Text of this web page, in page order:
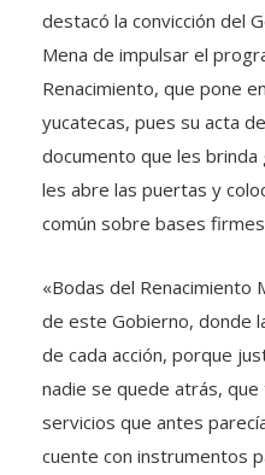
destacó la convicción del
Mena de impulsar el
Renacimiento, que pone
yucatecas, pues su acta
documento que les
les abre las puertas y
común sobre bases
«Bodas del Renacimiento
de este Gobierno, donde
de cada acción, porque
nadie se quede atrás,
servicios que antes
cuente con instrumentos